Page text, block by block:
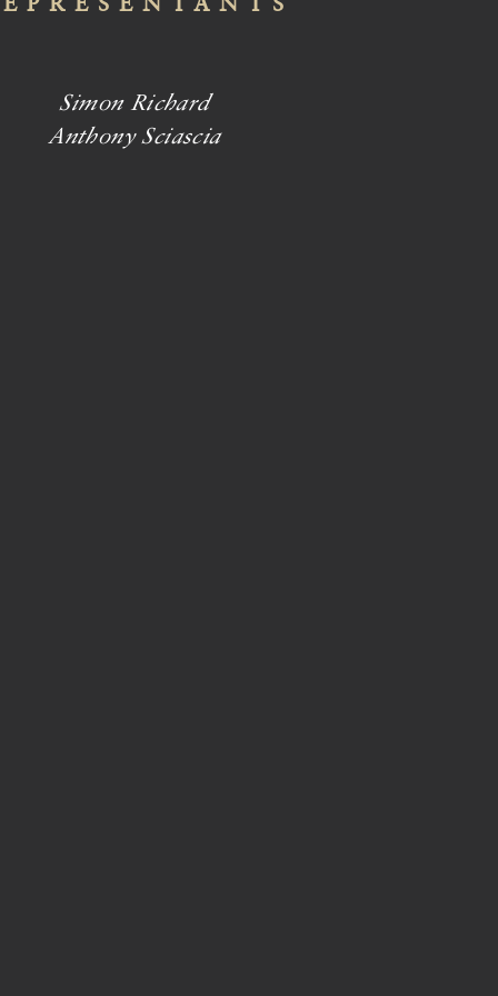
Simon Richard
Anthony Sciascia